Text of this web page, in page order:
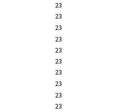
23
23
23
23
23
23
23
23
23
23